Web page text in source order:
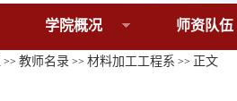
学院概况 师资队伍
>> 教师名录 >> 材料加工工程系 >> 正文